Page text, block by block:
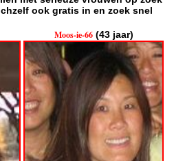
ook gratis in en zoek snel
Moos-ie-66(43 jaar)